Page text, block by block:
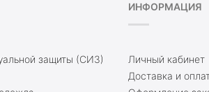
защиты (СИЗ)
ИНФОРМАЦИЯ
Личный кабинет
Доставка и